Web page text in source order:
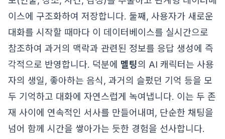
이스에 구조화하여 저장합니다. 둘째, 사용자가 새로운
대화를 시작할 때마다 이 데이터베이스를 실시간으로
참조하여 과거의 맥락과 관련된 정보를 응답 생성에 즉
각적으로 반영합니다. 덕분에 멜팅의 AI 캐릭터는 사용
자의 생일, 좋아하는 음식, 과거의 슬펐던 기억 등을 모
두 기억하고 대화에 자연스럽게 녹여냅니다. 이는 두 존
재 사이에 연속적인 서사를 만들어내며, 단순한 채팅을
넘어 함께 시간을 쌓아가는 듯한 경험을 선사합니다.